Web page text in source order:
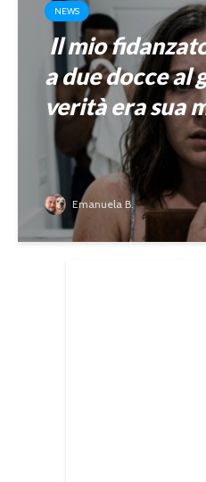
NEWS
Il mio
a due docce al
verità era sua
Emanuela B.